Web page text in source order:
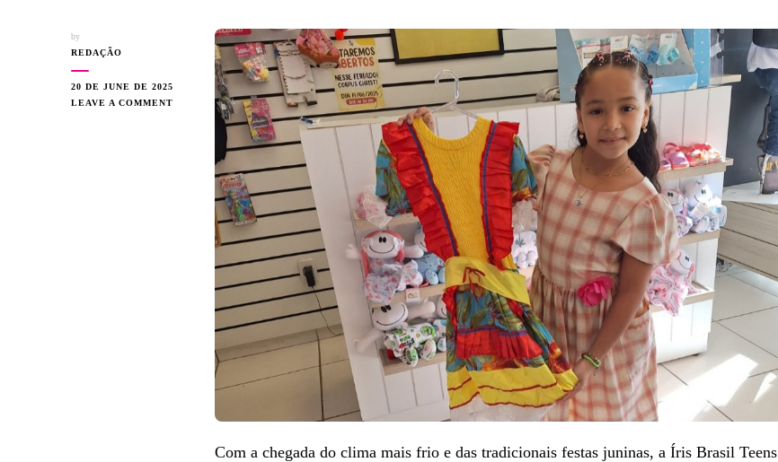
by
REDAÇÃO
20 DE JUNE DE 2025
LEAVE A COMMENT
IMPULSIONAM
MOLETONS
Com a chegada do clima mais frio e das tradicionais festas juninas, a Íris Brasil Teens